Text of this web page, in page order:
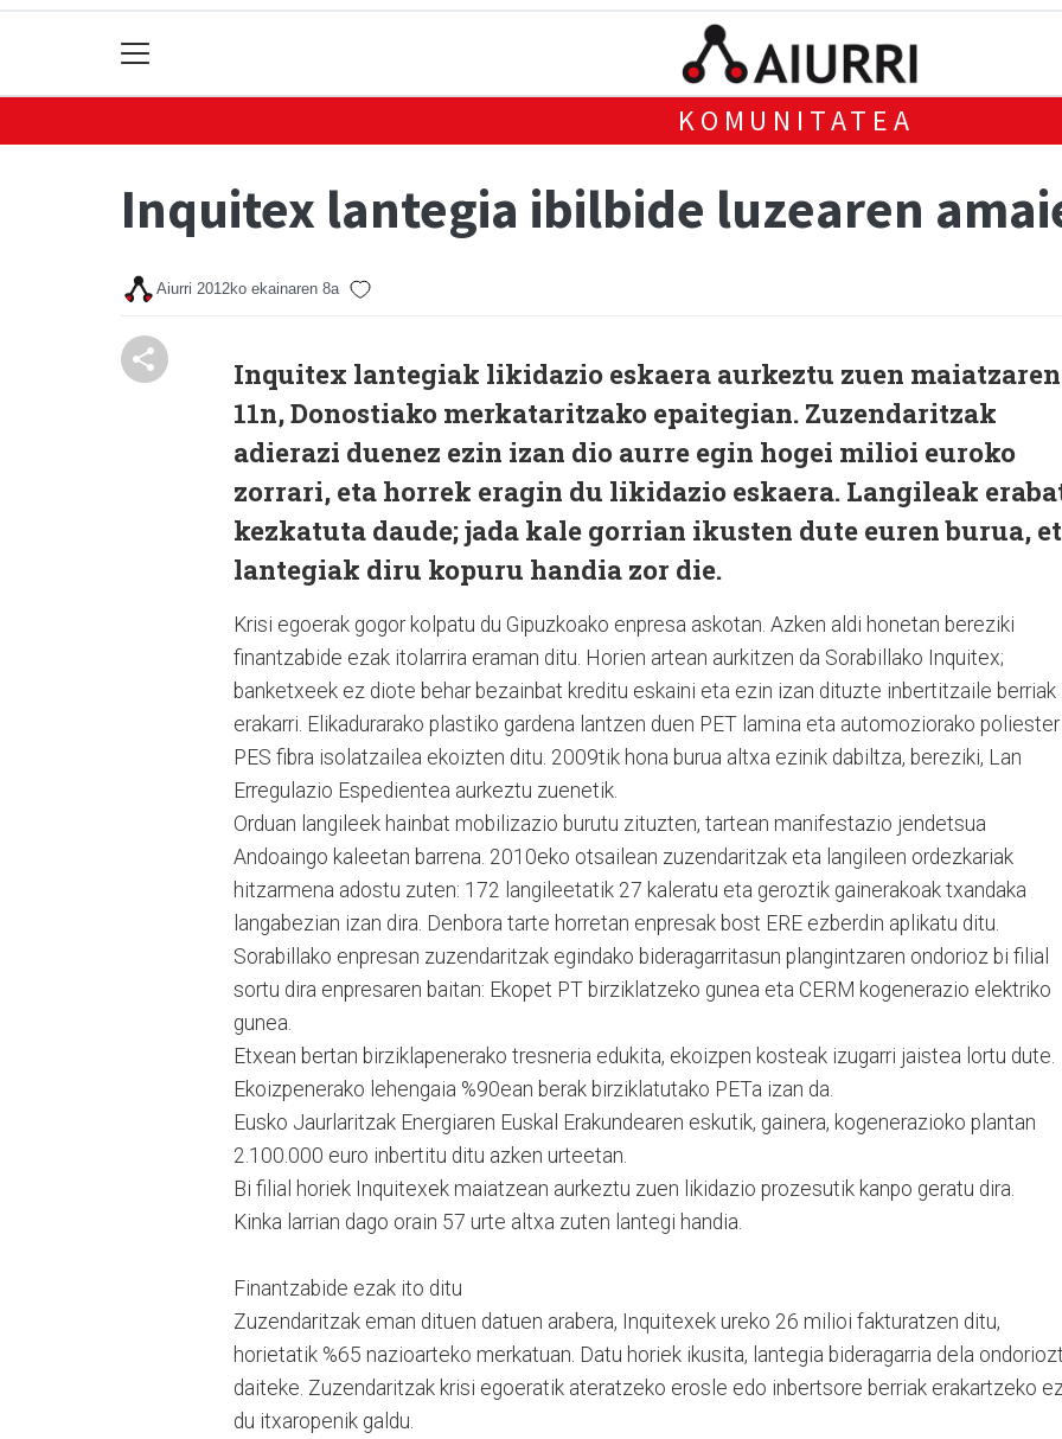
KOMUNITATEA
Inquitex lantegia ibilbide luzearen
Aiurri 2012ko ekainaren 8a
Inquitex lantegiak likidazio eskaera aurkeztu zuen maiatzaren
11n, Donostiako merkataritzako epaitegian. Zuzendaritzak
adierazi duenez ezin izan dio aurre egin hogei milioi euroko
zorrari, eta horrek eragin du likidazio eskaera. Langileak
kezkatuta daude; jada kale gorrian ikusten dute euren burua,
lantegiak diru kopuru handia zor die.
Krisi egoerak gogor kolpatu du Gipuzkoako enpresa askotan. Azken aldi honetan bereziki
finantzabide ezak itolarrira eraman ditu. Horien artean aurkitzen da Sorabillako Inquitex;
banketxeek ez diote behar bezainbat kreditu eskaini eta ezin izan dituzte inbertitzaile berriak
erakarri. Elikadurarako plastiko gardena lantzen duen PET lamina eta automoziorako poliester
PES fibra isolatzailea ekoizten ditu. 2009tik hona burua altxa ezinik dabiltza, bereziki, Lan
Erregulazio Espedientea aurkeztu zuenetik.
Orduan langileek hainbat mobilizazio burutu zituzten, tartean manifestazio jendetsua
Andoaingo kaleetan barrena. 2010eko otsailean zuzendaritzak eta langileen ordezkariak
hitzarmena adostu zuten: 172 langileetatik 27 kaleratu eta geroztik gainerakoak txandaka
langabezian izan dira. Denbora tarte horretan enpresak bost ERE ezberdin aplikatu ditu.
Sorabillako enpresan zuzendaritzak egindako bideragarritasun plangintzaren ondorioz bi filial
sortu dira enpresaren baitan: Ekopet PT birziklatzeko gunea eta CERM kogenerazio elektriko
gunea.
Etxean bertan birziklapenerako tresneria edukita, ekoizpen kosteak izugarri jaistea lortu dute.
Ekoizpenerako lehengaia %90ean berak birziklatutako PETa izan da.
Eusko Jaurlaritzak Energiaren Euskal Erakundearen eskutik, gainera, kogenerazioko plantan
2.100.000 euro inbertitu ditu azken urteetan.
Bi filial horiek Inquitexek maiatzean aurkeztu zuen likidazio prozesutik kanpo geratu dira.
Kinka larrian dago orain 57 urte altxa zuten lantegi handia.
Finantzabide ezak ito ditu
Zuzendaritzak eman dituen datuen arabera, Inquitexek ureko 26 milioi fakturatzen ditu,
horietatik %65 nazioarteko merkatuan. Datu horiek ikusita, lantegia bideragarria dela
daiteke. Zuzendaritzak krisi egoeratik ateratzeko erosle edo inbertsore berriak erakartzeko
du itxaropenik galdu.